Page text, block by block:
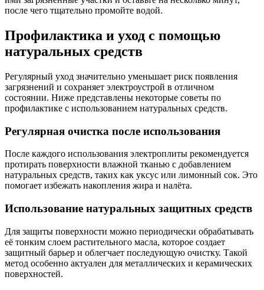
после чего тщательно промойте водой.
Профилактика и уход с помощью
натуральных средств
Регулярный уход значительно уменьшает риск появления
загрязнений и сохраняет электроустрой в отличном
состоянии. Ниже представлены некоторые советы по
профилактике с использованием натуральных средств.
Регулярная очистка после использования
После каждого использования электроплиты рекомендуется
протирать поверхности влажной тканью с добавлением
натуральных средств, таких как уксус или лимонный сок. Это
помогает избежать накопления жира и налёта.
Использование натуральных защитных средств
Для защиты поверхности можно периодически обрабатывать
её тонким слоем растительного масла, которое создает
защитный барьер и облегчает последующую очистку. Такой
метод особенно актуален для металлических и керамических
поверхностей.